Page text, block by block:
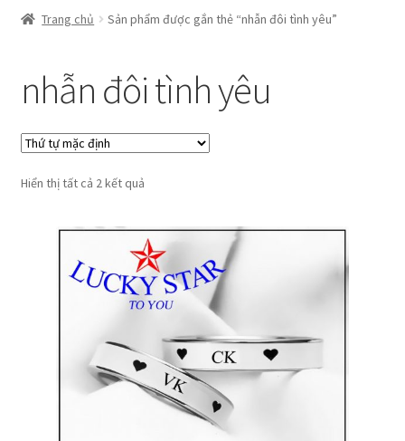
Tài khoản
Trang chủ Sản phẩm được gắn thẻ “nhẫn đôi tình yêu”
nhẫn đôi tình yêu
Hiển thị tất cả 2 kết quả